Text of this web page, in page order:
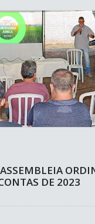
DE 2023